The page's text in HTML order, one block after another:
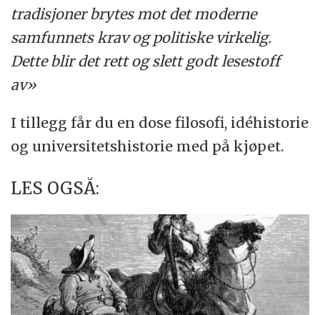
tradisjoner brytes mot det moderne
samfunnets krav og politiske virkelig.
Dette blir det rett og slett godt lesestoff
av»
I tillegg får du en dose filosofi, idéhistorie
og universitetshistorie med på kjøpet.
LES OGSÅ: